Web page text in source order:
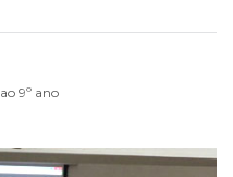
9º ano